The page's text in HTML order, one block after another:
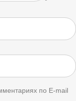
по E-mail